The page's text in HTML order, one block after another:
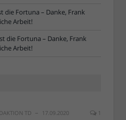
die Fortuna – Danke, Frank
Arbeit!
die Fortuna – Danke, Frank
Arbeit!
TD 17.09.2020 1